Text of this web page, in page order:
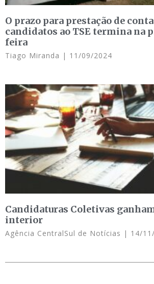
O prazo para prestação de
candidatos ao TSE termina na
feira
Tiago Miranda 11/09/2024
Candidaturas Coletivas
interior
Agência CentralSul de Notícias 14/